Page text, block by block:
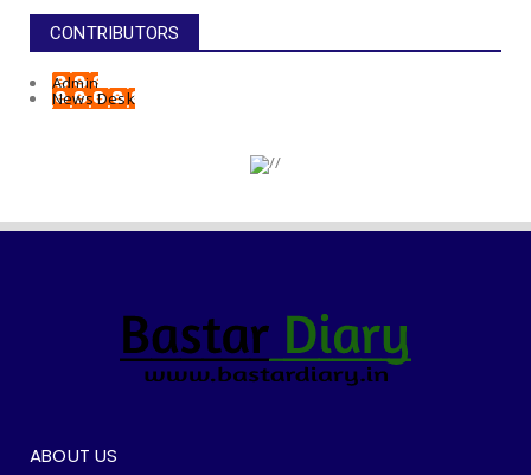
CONTRIBUTORS
Admin
News Desk
ABOUT US